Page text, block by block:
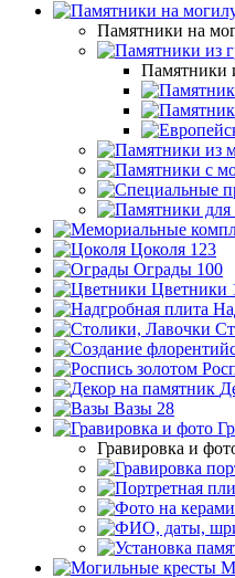
Памятники на
Памятники
Цоколя 123
Ограды 100
Цветники
Вазы 28
Гравировка и